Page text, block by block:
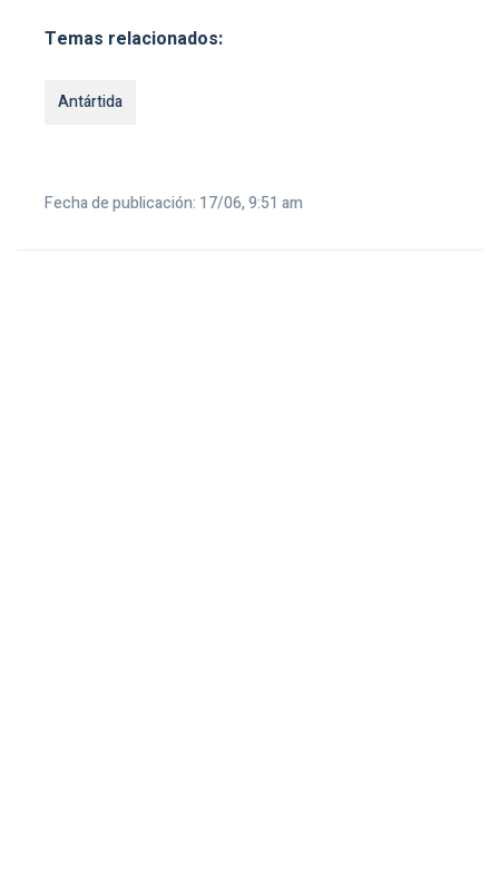
Temas relacionados:
Antártida
Fecha de publicación: 17/06, 9:51 am